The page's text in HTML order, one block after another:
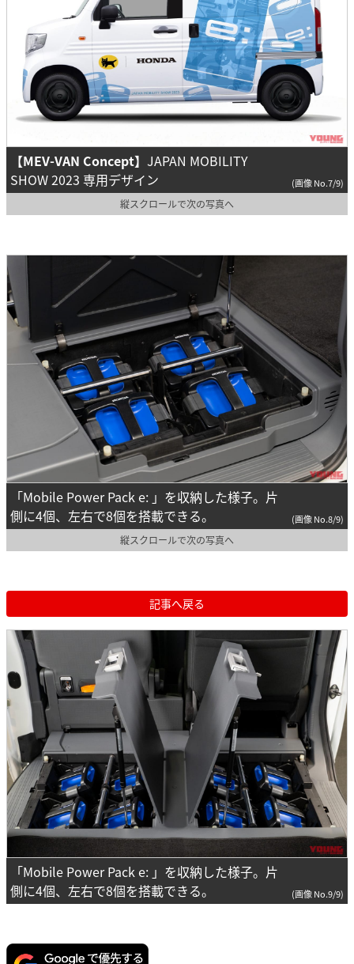
【MEV-VAN Concept】 JAPAN MOBILITY
SHOW 2023 専用デザイン
(画像 No.7/9)
縦スクロールで次の写真へ
「Mobile Power Pack e: 」を収納した様子。片
側に4個、左右で8個を搭載できる。
(画像 No.8/9)
縦スクロールで次の写真へ
記事へ戻る
「Mobile Power Pack e: 」を収納した様子。片
側に4個、左右で8個を搭載できる。
(画像 No.9/9)